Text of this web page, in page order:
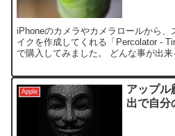
iPhoneのカメラやカメラロールから
イクを作成してくれる「Percolator -
で購入してみました。 どんな事が出
Apple
アップル
出で自分